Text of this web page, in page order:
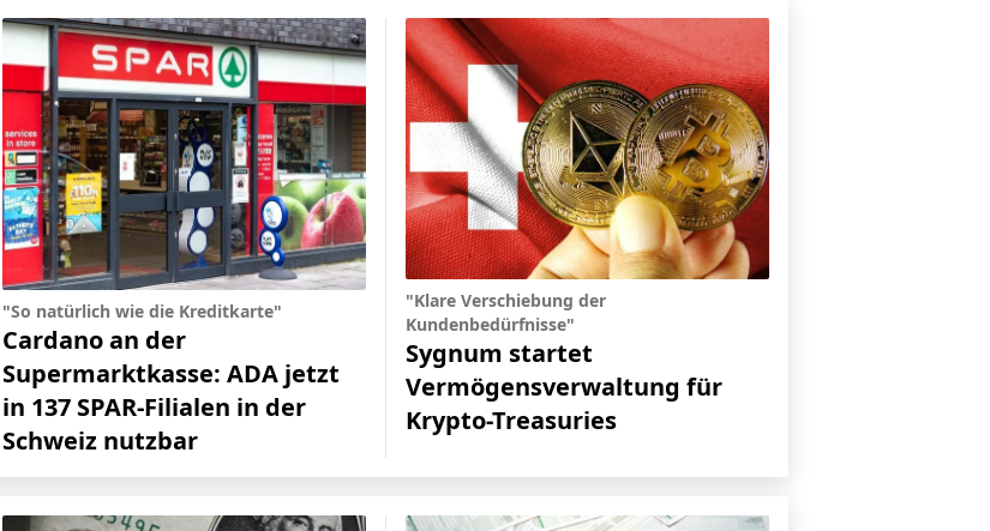
"So natürlich wie die Kreditkarte"
Cardano an der
Supermarktkasse: ADA jetzt
in 137 SPAR-Filialen in der
Schweiz nutzbar
"Klare Verschiebung der
Kundenbedürfnisse"
Sygnum startet
Vermögensverwaltung für
Krypto-Treasuries